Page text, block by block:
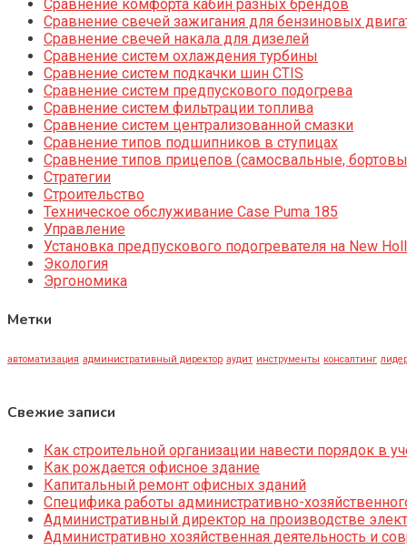
Сравнение комфорта кабин разных брендов
Сравнение свечей зажигания для бензиновых
Сравнение свечей накала для дизелей
Сравнение систем охлаждения турбины
Сравнение систем подкачки шин CTIS
Сравнение систем предпускового подогрева
Сравнение систем фильтрации топлива
Сравнение систем централизованной смазки
Сравнение типов подшипников в ступицах
Сравнение типов прицепов (самосвальные,
Стратегии
Строительство
Техническое обслуживание Case Puma 185
Управление
Установка предпускового подогревателя на New
Экология
Эргономика
Метки
автоматизация административный директор аудит инструменты консалтинг
Свежие записи
Как строительной организации навести порядок в
Как рождается офисное здание
Капитальный ремонт офисных зданий
Специфика работы административно-
Административный директор на производстве
Административно хозяйственная деятельность и